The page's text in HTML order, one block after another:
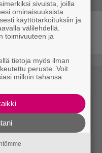
– yhtiöltä
sivuista, joilla
ominaisuuksista.
käyttötarkoituksiin ja
välilehdellä.
toimivuuteen ja
tietoja myös ilman
peruste. Voit
milloin tahansa